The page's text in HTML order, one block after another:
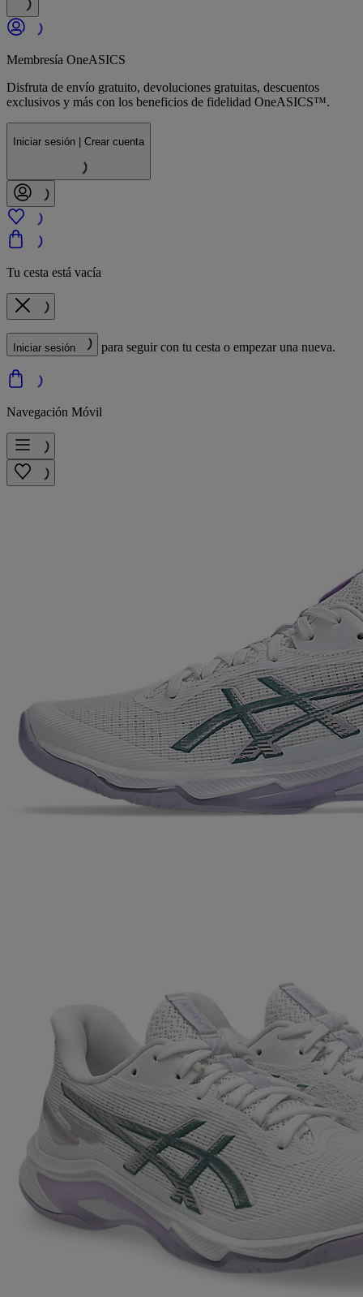
Membresía OneASICS
Disfruta de envío gratuito, devoluciones gratuitas, descuentos
exclusivos y más con los beneficios de fidelidad OneASICS™.
Iniciar sesión | Crear cuenta
Tu cesta está vacía
Iniciar sesión para seguir con tu cesta o empezar una nueva.
Navegación Móvil